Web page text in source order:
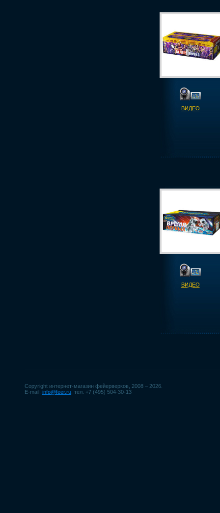
ВИДЕО
ВИДЕО
Copyright интернет-магазин фейерверков, 2008 – 2026.
E-mail: info@feer.ru , тел. +7 (495) 504-30-13